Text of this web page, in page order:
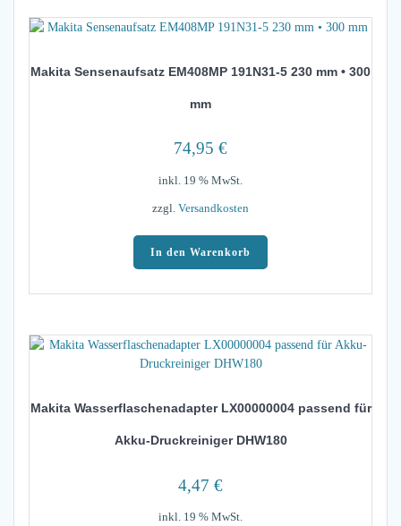
Makita Sensenaufsatz EM408MP 191N31-5 230 mm • 300
mm
74,95 €
inkl. 19 % MwSt.
zzgl. Versandkosten
In den Warenkorb
Makita Wasserflaschenadapter LX00000004 passend für
Akku-Druckreiniger DHW180
4,47 €
inkl. 19 % MwSt.